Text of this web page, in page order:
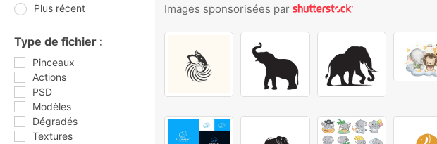
Plus récent
Type de fichier :
Pinceaux
Actions
PSD
Modèles
Dégradés
Textures
Images sponsorisées par